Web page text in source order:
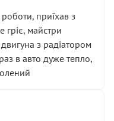
приїхав з
гріє, майстри
з радіатором
в авто дуже тепло,